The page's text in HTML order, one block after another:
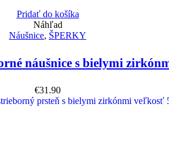
Pridať do košíka
Náhľad
Náušnice, ŠPERKY
náušnice s bielymi
€31.90